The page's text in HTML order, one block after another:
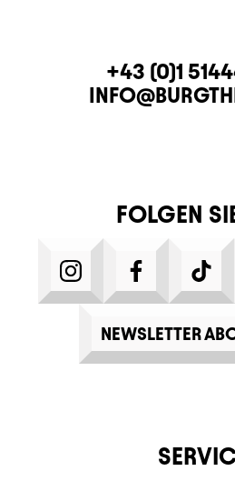
KONTAKTTELEFON
+43 (0)1
E-MAIL
FOLGEN
INSTAGRAMFACEBOOK
NEWSLETTER